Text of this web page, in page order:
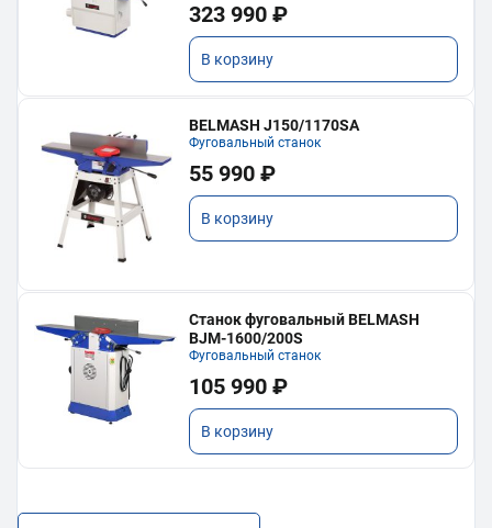
323 990 ₽
В корзину
BELMASH J150/1170SA
Фуговальный станок
55 990 ₽
В корзину
Станок фуговальный BELMASH
BJM-1600/200S
Фуговальный станок
105 990 ₽
В корзину